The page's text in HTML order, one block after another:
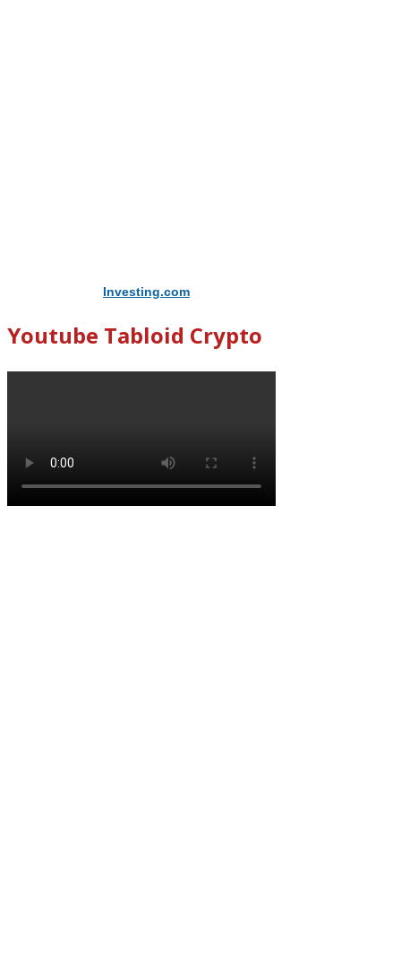
Investing.com
Youtube Tabloid Crypto